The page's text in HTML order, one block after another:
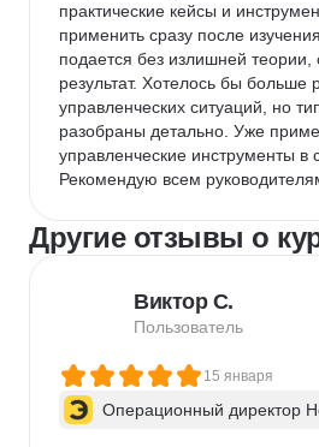
практические кейсы и
применить сразу после
подается без излишней
результат. Хотелось бы больше
управленческих ситуаций, но
разобраны детально. Уже
управленческие инструменты в
Рекомендую всем
Другие отзывы о
Виктор С.
Пользователь
15 января
Операционный директор